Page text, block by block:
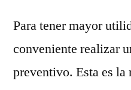
Para tener mayor
conveniente realizar
preventivo. Esta es la